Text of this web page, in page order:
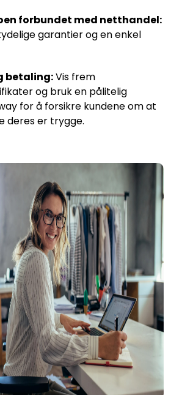
forbundet med netthandel:
garantier og en enkel
betaling:Vis frem
og bruk en pålitelig
for å forsikre kundene om at
deres er trygge.